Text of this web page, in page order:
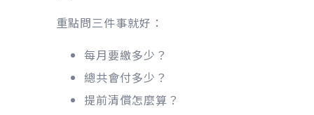
重點問三件事就好：
每月要繳多少？
總共會付多少？
提前清償怎麼算？